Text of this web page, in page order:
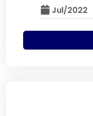
Jul/2022